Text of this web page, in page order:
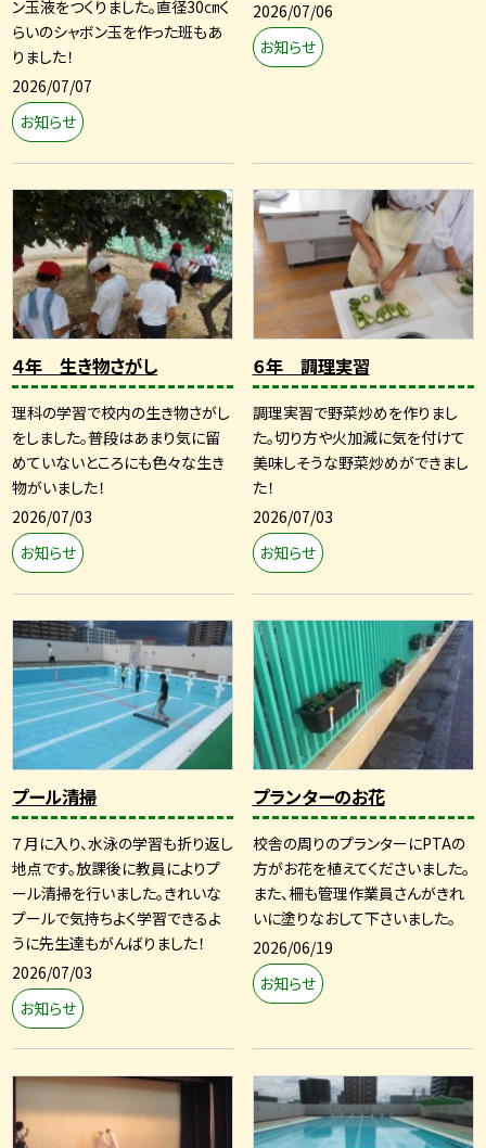
ン玉液をつくりました。直径30㎝く
らいのシャボン玉を作った班もあ
りました！
2026/07/07
お知らせ
2026/07/06
お知らせ
４年 生き物さがし
理科の学習で校内の生き物さがし
をしました。普段はあまり気に留
めていないところにも色々な生き
物がいました！
2026/07/03
お知らせ
６年 調理実習
調理実習で野菜炒めを作りまし
た。切り方や火加減に気を付けて
美味しそうな野菜炒めができまし
た！
2026/07/03
お知らせ
プール清掃
７月に入り、水泳の学習も折り返し
地点です。放課後に教員によりプ
ール清掃を行いました。きれいな
プールで気持ちよく学習できるよ
うに先生達もがんばりました！
2026/07/03
お知らせ
プランターのお花
校舎の周りのプランターにPTAの
方がお花を植えてくださいました。
また、柵も管理作業員さんがきれ
いに塗りなおして下さいました。
2026/06/19
お知らせ